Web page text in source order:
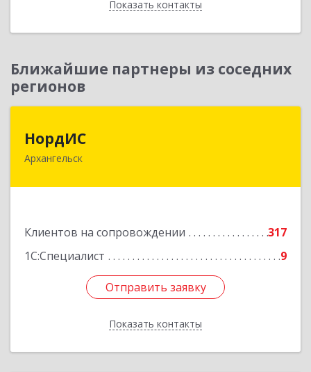
Показать контакты
Назад
Ближайшие партнеры из соседних
регионов
НордИС
Архангельск
Клиентов на сопровождении
317
1С:Специалист
9
Отправить заявку
Показать контакты
163071, Архангельская обл, Архангельск г,
Отправить заявку
Назад